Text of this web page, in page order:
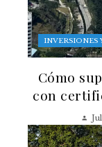
INVERSIONES
Cómo
con